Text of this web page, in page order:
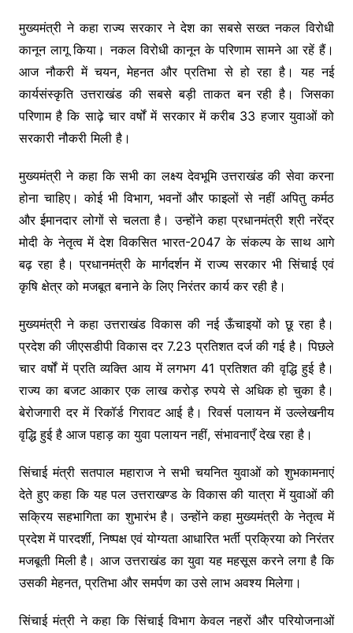
मुख्यमंत्री ने कहा राज्य सरकार ने देश का सबसे सख्त नकल विरोधी
कानून लागू किया। नकल विरोधी कानून के परिणाम सामने आ रहें हैं।
आज नौकरी में चयन, मेहनत और प्रतिभा से हो रहा है। यह नई
कार्यसंस्कृति उत्तराखंड की सबसे बड़ी ताकत बन रही है। जिसका
परिणाम है कि साढ़े चार वर्षों में सरकार में करीब 33 हजार युवाओं को
सरकारी नौकरी मिली है।
मुख्यमंत्री ने कहा कि सभी का लक्ष्य देवभूमि उत्तराखंड की सेवा करना
होना चाहिए। कोई भी विभाग, भवनों और फाइलों से नहीं अपितु कर्मठ
और ईमानदार लोगों से चलता है। उन्होंने कहा प्रधानमंत्री श्री नरेंद्र
मोदी के नेतृत्व में देश विकसित भारत-2047 के संकल्प के साथ आगे
बढ़ रहा है। प्रधानमंत्री के मार्गदर्शन में राज्य सरकार भी सिंचाई एवं
कृषि क्षेत्र को मजबूत बनाने के लिए निरंतर कार्य कर रही है।
मुख्यमंत्री ने कहा उत्तराखंड विकास की नई ऊँचाइयों को छू रहा है।
प्रदेश की जीएसडीपी विकास दर 7.23 प्रतिशत दर्ज की गई है। पिछले
चार वर्षों में प्रति व्यक्ति आय में लगभग 41 प्रतिशत की वृद्धि हुई है।
राज्य का बजट आकार एक लाख करोड़ रुपये से अधिक हो चुका है।
बेरोजगारी दर में रिकॉर्ड गिरावट आई है। रिवर्स पलायन में उल्लेखनीय
वृद्धि हुई है आज पहाड़ का युवा पलायन नहीं, संभावनाएँ देख रहा है।
सिंचाई मंत्री सतपाल महाराज ने सभी चयनित युवाओं को शुभकामनाएं
देते हुए कहा कि यह पल उत्तराखण्ड के विकास की यात्रा में युवाओं की
सक्रिय सहभागिता का शुभारंभ है। उन्होंने कहा मुख्यमंत्री के नेतृत्व में
प्रदेश में पारदर्शी, निष्पक्ष एवं योग्यता आधारित भर्ती प्रक्रिया को निरंतर
मजबूती मिली है। आज उत्तराखंड का युवा यह महसूस करने लगा है कि
उसकी मेहनत, प्रतिभा और समर्पण का उसे लाभ अवश्य मिलेगा।
सिंचाई मंत्री ने कहा कि सिंचाई विभाग केवल नहरों और परियोजनाओं